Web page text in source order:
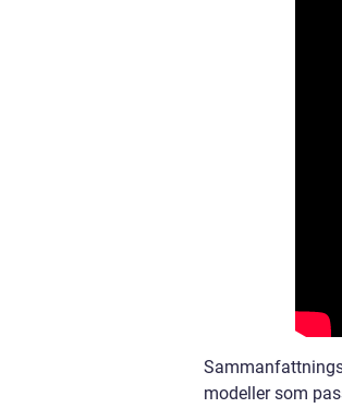
modeller som